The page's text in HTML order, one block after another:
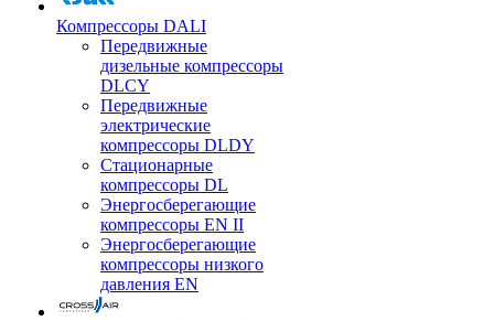
Компрессоры DALI
Передвижные
дизельные компрессоры
DLCY
Передвижные
электрические
компрессоры DLDY
Стационарные
компрессоры DL
Энергосберегающие
компрессоры EN II
Энергосберегающие
компрессоры низкого
давления EN